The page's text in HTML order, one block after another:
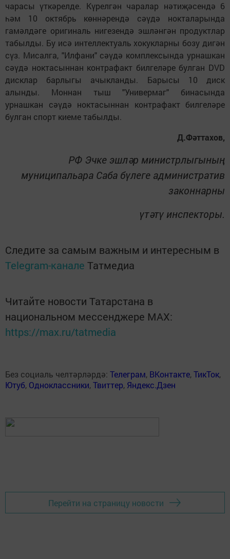
чарасы үткәрелде. Күрелгән чаралар нәтиҗәсендә 6
һәм 10 октябрь көннәрендә сәүдә нокталарында
гамәлдәге оригиналь нигезендә эшләнгән продуктлар
табылды. Бу исә интеллектуаль хокукларны бозу дигән
сүз. Мисалга, "Илфани" сәүдә комплексында урнашкан
сәүдә ноктасыннан контрафакт билгеләре булган DVD
дисклар барлыгы ачыкланды. Барысы 10 диск
алынды. Моннан тыш "Универмаг" бинасында
урнашкан сәүдә ноктасыннан контрафакт билгеләре
булган спорт киеме табылды.
Д.Фәттахов,
РФ Эчке эшләр министрлыгының
муниципальара Саба бүлеге административ
законнарны
үтәтү инспекторы.
Следите за самым важным и интересным в
Telegram-канале Татмедиа
Читайте новости Татарстана в
национальном мессенджере MАХ:
https://max.ru/tatmedia
Без социаль челтәрләрдә: Телеграм, ВКонтакте,ТикТок,
Ютуб, Одноклассники,Твиттер, Яндекс.Дзен
Перейти на страницу новости